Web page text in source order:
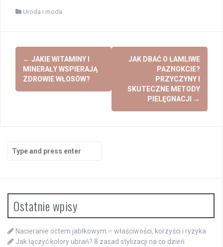
Uroda i moda
Post
navigation
← JAKIE WITAMINY I
MINERAŁY WSPIERAJĄ
ZDROWIE WŁOSÓW?
JAK DBAĆ O ŁAMLIWE
PAZNOKCIE?
PRZYCZYNY I
SKUTECZNE METODY
PIELĘGNACJI
→
for:
Ostatnie wpisy
Nacieranie octem jabłkowym – właściwości, korzyści i ryzyka
Jak łączyć kolory ubrań? 8 zasad stylizacji na co dzień